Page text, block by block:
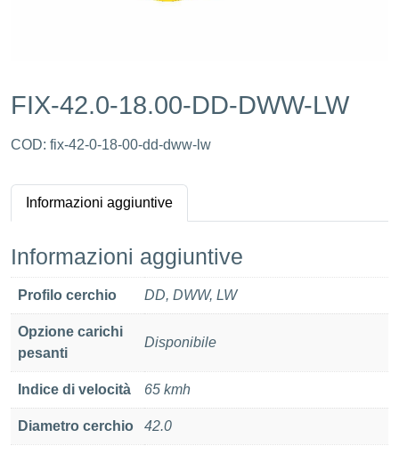
FIX-42.0-18.00-DD-DWW-LW
COD: fix-42-0-18-00-dd-dww-lw
Informazioni aggiuntive
Informazioni aggiuntive
Profilo cerchio DD, DWW, LW
Opzione carichi
pesanti
Disponibile
Indice di velocità 65 kmh
Diametro cerchio 42.0